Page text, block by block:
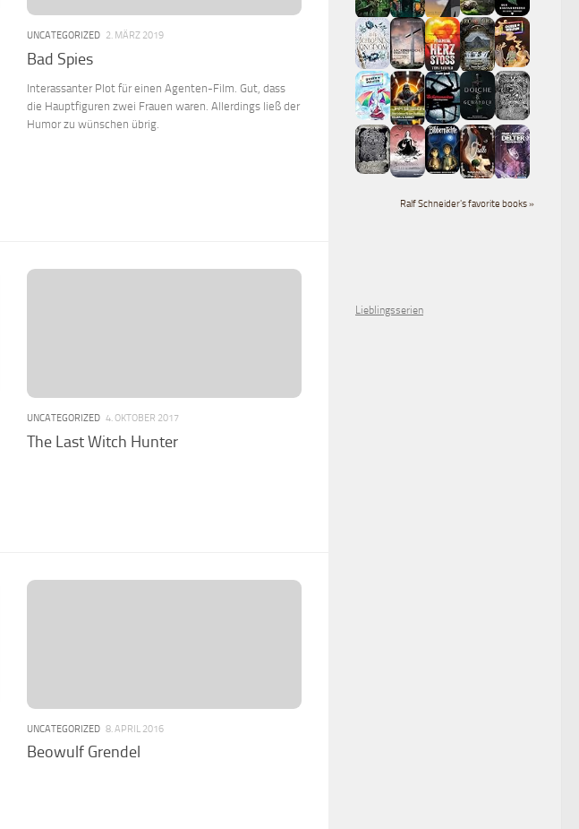
UNCATEGORIZED 2. MÄRZ 2019
Bad Spies
Interassanter Plot für einen Agenten-Film. Gut, dass
die Hauptfiguren zwei Frauen waren. Allerdings ließ der
Humor zu wünschen übrig.
UNCATEGORIZED 4. OKTOBER 2017
The Last Witch Hunter
UNCATEGORIZED 8. APRIL 2016
Beowulf Grendel
Ralf Schneider's favorite books »
Lieblingsserien